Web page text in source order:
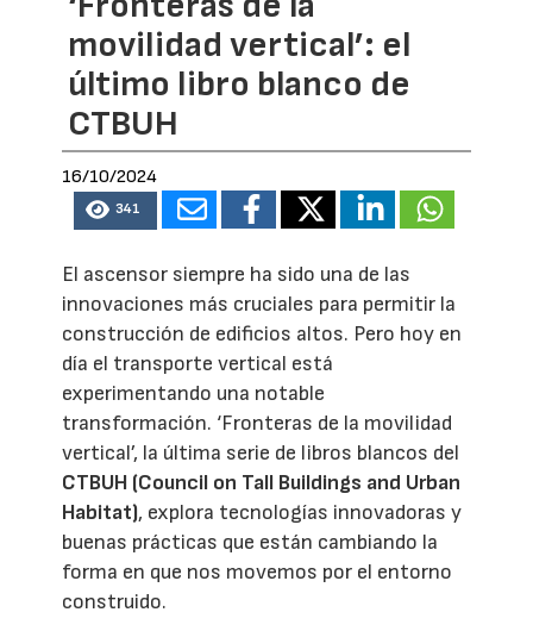
movilidad vertical’: el
último libro blanco de
CTBUH
16/10/2024
341
El ascensor siempre ha sido una de las
innovaciones más cruciales para permitir la
construcción de edificios altos. Pero hoy en
día el transporte vertical está
experimentando una notable
transformación. ‘Fronteras de la movilidad
vertical’, la última serie de libros blancos del
CTBUH (Council on Tall Buildings and Urban
Habitat), explora tecnologías innovadoras y
buenas prácticas que están cambiando la
forma en que nos movemos por el entorno
construido.